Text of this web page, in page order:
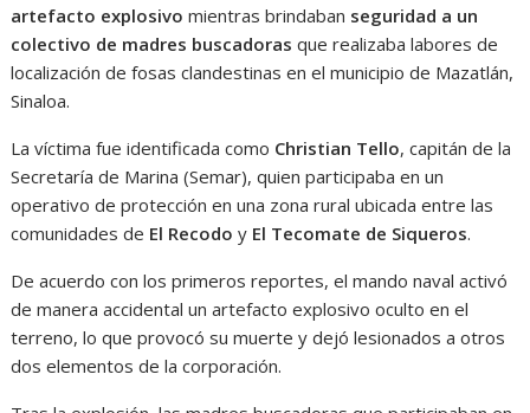
artefacto explosivo mientras brindaban seguridad a un
colectivo de madres buscadoras que realizaba labores de
localización de fosas clandestinas en el municipio de Mazatlán,
Sinaloa.
La víctima fue identificada como Christian Tello, capitán de la
Secretaría de Marina (Semar), quien participaba en un
operativo de protección en una zona rural ubicada entre las
comunidades de El Recodo y El Tecomate de Siqueros.
De acuerdo con los primeros reportes, el mando naval activó
de manera accidental un artefacto explosivo oculto en el
terreno, lo que provocó su muerte y dejó lesionados a otros
dos elementos de la corporación.